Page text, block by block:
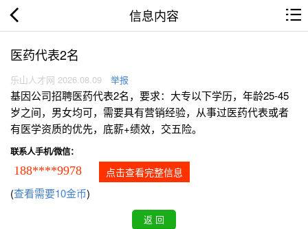
信息内容
医药代表2名
乐山人才网 2026.08.09 举报
基因公司招聘医药代表2名，要求：大专以下学历，年龄25-45
岁之间，男女均可，需要具有营销经验，从事过医药代表或者
有医学资质的优先，底薪+绩效，交五险。
联系人手机/微信：
188****9978 点击查看完整信息
(查看需要10金币)